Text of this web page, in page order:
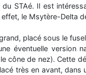
STAé. Il est
le Msytère-Delta
placé sous le
éventuelle version
cône de nez). Cette
très en avant,